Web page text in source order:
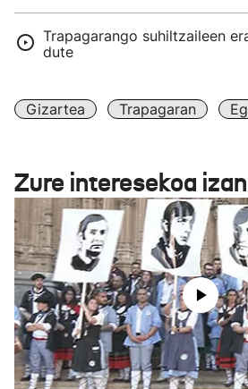
Trapagarango suhiltzaileen
dute
Gizartea Trapagaran
Zure interesekoa